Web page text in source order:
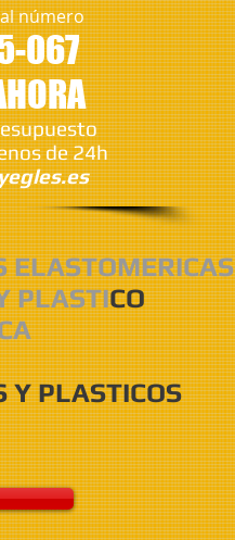
número
067
de 24h
ELASTOMERICAS
PLASTICO
Y PLASTICOS